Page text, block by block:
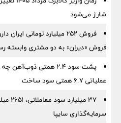
شارژ می‌شود
فروش ۲۵۲ میلیارد تومانی
فروش «دیران» به دو مشتری وابسته
پشت سود ۲.۴ همتی
عملیاتی ۶.۷ همتی سود ساخت
۳۷
سرمایه‌گذاری سایپا